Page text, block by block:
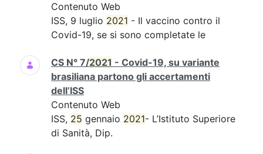
Contenuto Web
ISS, 9 luglio 2021 - Il vaccino contro il
Covid-19, se si sono completate le
CS N° 7/2021 - Covid-19, su variante
brasiliana partono gli accertamenti
dell’ISS
Contenuto Web
ISS, 25 gennaio 2021- L’Istituto Superiore
di Sanità, Dip.